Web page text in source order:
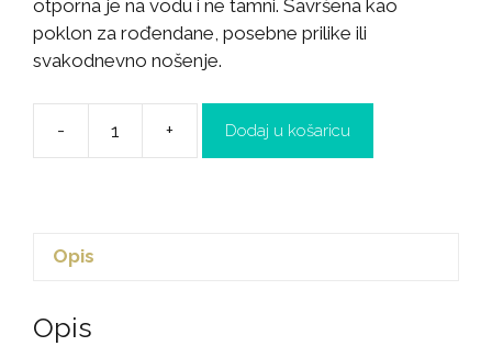
otporna je na vodu i ne tamni. Savršena kao
poklon za rođendane, posebne prilike ili
svakodnevno nošenje.
- + Dodaj u košaricu
Opis
Opis